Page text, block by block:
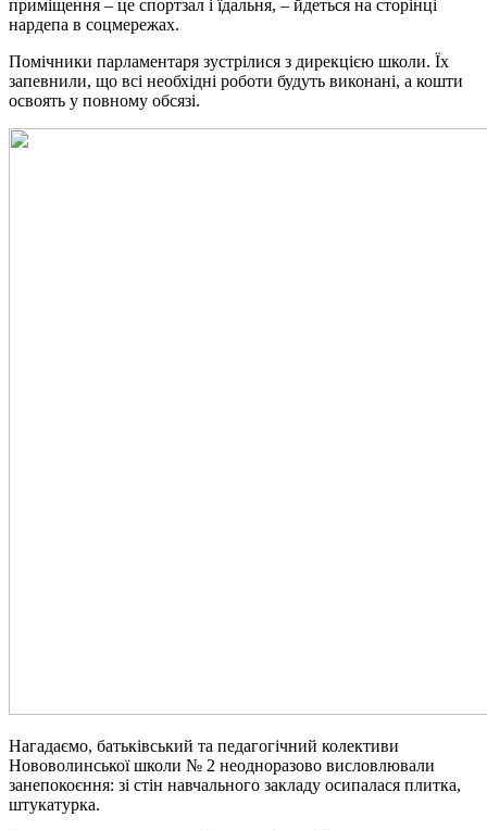
приміщення – це спортзал і їдальня, – йдеться на сторінці
нардепа в соцмережах.
Помічники парламентаря зустрілися з дирекцією школи. Їх
запевнили, що всі необхідні роботи будуть виконані, а кошти
освоять у повному обсязі.
Нагадаємо, батьківський та педагогічний колективи
Нововолинської школи № 2 неодноразово висловлювали
занепокоєння: зі стін навчального закладу осипалася плитка,
штукатурка.